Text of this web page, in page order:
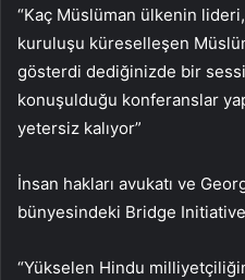
“Kaç Müslüman ülkenin
kuruluşu küreselleşen
gösterdi dediğinizde bir
konuşulduğu konferanslar
yetersiz kalıyor”
İnsan hakları avukatı ve
bünyesindeki Bridge Initiative
“Yükselen Hindu